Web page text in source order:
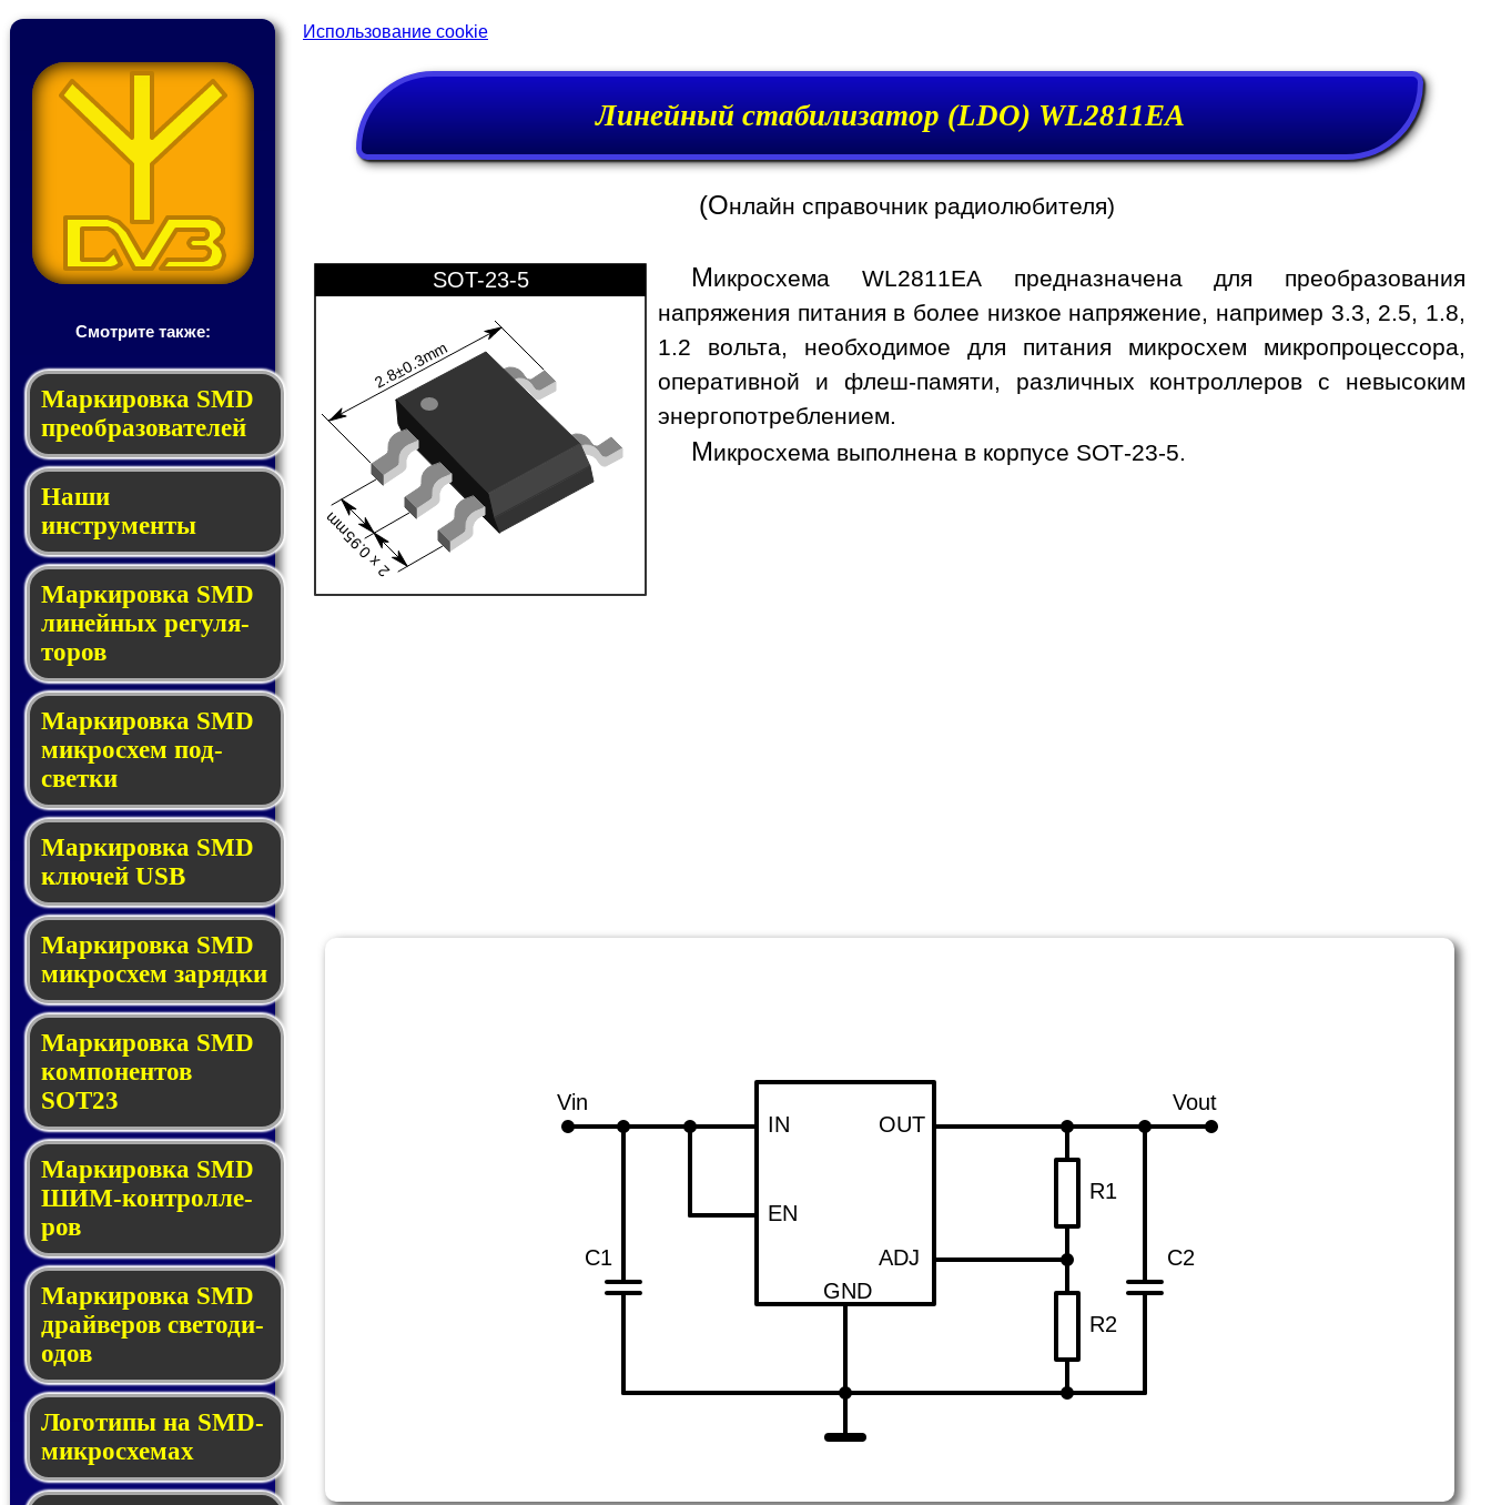
Смотрите также:
Мар­ки­ров­ка SMD
пре­об­ра­зо­ва­те­лей
Наши
инструменты
Маркировка SMD
ли­ней­ных ре­гу­ля­
то­ров
Маркировка SMD
мик­ро­схем под­
свет­ки
Маркировка SMD
клю­чей USB
Маркировка SMD
мик­рос­хем за­ряд­ки
Маркировка SMD
ком­по­нен­тов
SOT23
Маркировка SMD
ШИМ-кон­трол­ле­
ров
Маркировка SMD
драй­ве­ров све­то­ди­
о­дов
Логотипы на SMD-
мик­ро­схе­мах
Использование cookie
Линейный стабилизатор (LDO) WL2811EA
(Онлайн справочник радиолюбителя)
2.8±0.3mm
2 x 0.95mm
SOT-23-5 Микросхема WL2811EA предназначена для преобразования
напряжения питания в более низкое напряжение, например 3.3, 2.5, 1.8,
1.2 вольта, необходимое для питания микросхем микропроцессора,
оперативной и флеш-памяти, различных контроллеров с невысоким
энергопотреблением.
Микросхема выполнена в корпусе SOT-23-5.
IN OUT
GND
Vin Vout
C1 C2
EN
ADJ
R1
R2